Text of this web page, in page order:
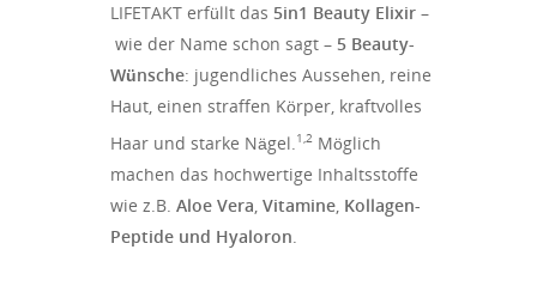
LIFETAKT erfüllt das 5in1 Beauty Elixir –
wie der Name schon sagt – 5 Beauty-
Wünsche: jugendliches Aussehen, reine
Haut, einen straffen Körper, kraftvolles
Haar und starke Nägel. 1,2 Möglich
machen das hochwertige Inhaltsstoffe
wie z.B. Aloe Vera Vitamine Kollagen-
Peptide und Hyaloron